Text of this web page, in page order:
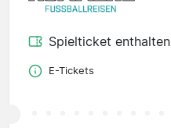
Spielticket enthalten
E-Tickets